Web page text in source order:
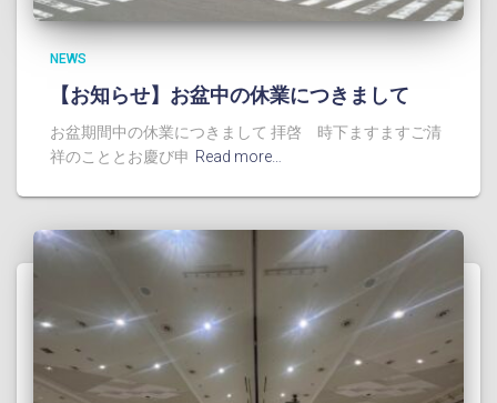
NEWS
【お知らせ】お盆中の休業につきまして
お盆期間中の休業につきまして 拝啓 時下ますますご清
祥のこととお慶び申 Read more…